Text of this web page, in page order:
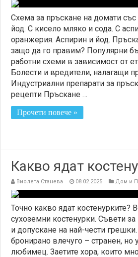
Схема за пръскане на домати със
йод. С кисело мляко и сода. С
оранжерия. Аспирин и йод.
защо да го правим? Популярни
работни схеми в зависимост от
Болести и вредители, налагащи
Индустриални препарати за
рецепти Пръскане …
Прочети повече »
Какво ядат
Виолета Станева 08.02.2025 Дом и
Точно какво ядат костенурките?
сухоземни костенурки. Съвети
и допускане на най-чести
бронирано влечуго – странен,
любимец. Заетите хора, които